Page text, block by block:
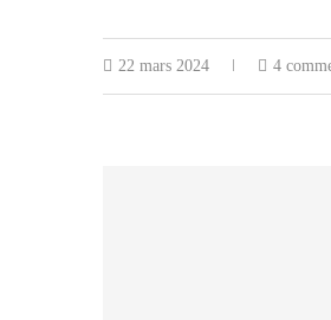
22 mars 2024 4